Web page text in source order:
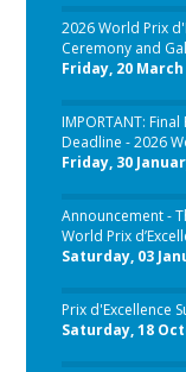
2026 World Prix
Ceremony and
Friday, 20 March
IMPORTANT:
Deadline - 2026
Friday, 30
Announcement -
World Prix
Saturday, 03
Prix d'Excellence
Saturday, 18